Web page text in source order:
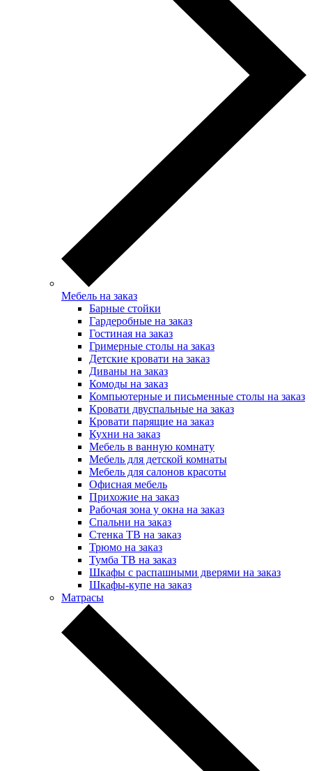
Мебель на заказ
Барные стойки
Гардеробные на заказ
Гостиная на заказ
Гримерные столы на заказ
Детские кровати на заказ
Диваны на заказ
Комоды на заказ
Компьютерные и письменные столы на заказ
Кровати двуспальные на заказ
Кровати парящие на заказ
Кухни на заказ
Мебель в ванную комнату
Мебель для детской комнаты
Мебель для салонов красоты
Офисная мебель
Прихожие на заказ
Рабочая зона у окна на заказ
Спальни на заказ
Стенка ТВ на заказ
Трюмо на заказ
Тумба ТВ на заказ
Шкафы с распашными дверями на заказ
Шкафы-купе на заказ
Матрасы